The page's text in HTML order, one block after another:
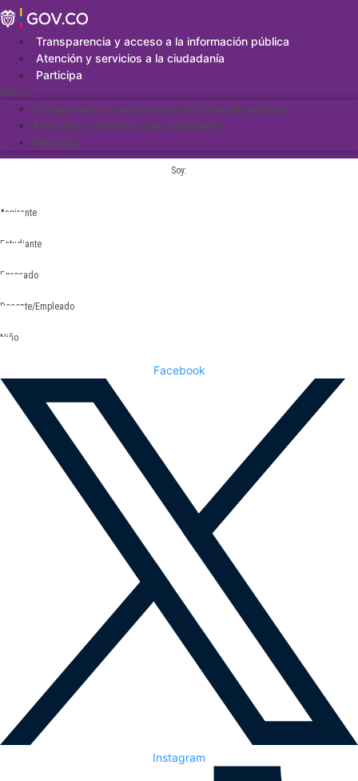
Saltar
al
contenidoTransparencia y acceso a la información pública
Atención y servicios a la ciudadanía
Participa
Menu
Transparencia y acceso a la información pública
Atención y servicios a la ciudadanía
Participa
Soy:
Aspirante
Estudiante
Egresado
Docente/Empleado
Niño
Facebook
Instagram